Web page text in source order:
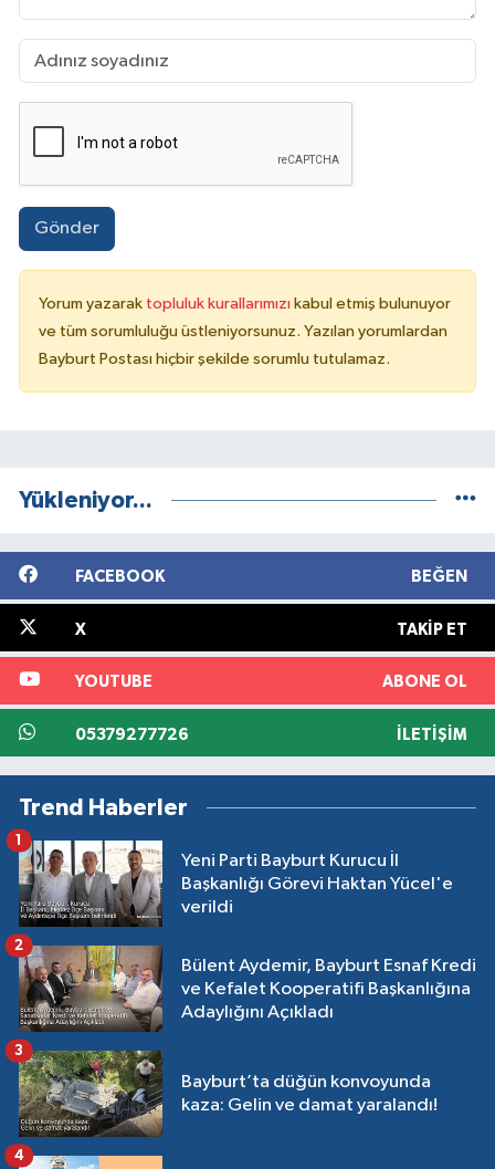
Gönder
Yorum yazarak topluluk kurallarımızı kabul etmiş bulunuyor
ve tüm sorumluluğu üstleniyorsunuz. Yazılan yorumlardan
Bayburt Postası hiçbir şekilde sorumlu tutulamaz.
Yükleniyor...
FACEBOOK BEĞEN
X TAKIP ET
YOUTUBE ABONE OL
05379277726 İLETIŞIM
Trend Haberler
Yeni Parti Bayburt Kurucu İl
Başkanlığı Görevi Haktan Yücel'e
verildi
1
Bülent Aydemir, Bayburt Esnaf Kredi
ve Kefalet Kooperatifi Başkanlığına
Adaylığını Açıkladı
2
Bayburt’ta düğün konvoyunda
kaza: Gelin ve damat yaralandı!
3
4